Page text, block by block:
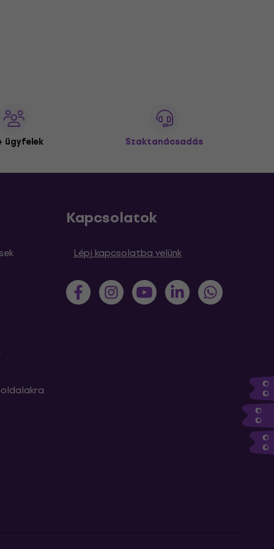
ügyfelek Szaktanácsadás
Kapcsolatok
Lépj kapcsolatba velünk